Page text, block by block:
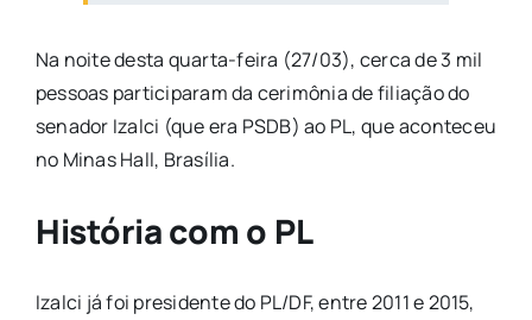
Na noite desta quarta-feira (27/03), cerca de 3 mil
pessoas participaram da cerimônia de filiação do
senador Izalci (que era PSDB) ao PL, que aconteceu
no Minas Hall, Brasília.
História com o PL
Izalci já foi presidente do PL/DF, entre 2011 e 2015,